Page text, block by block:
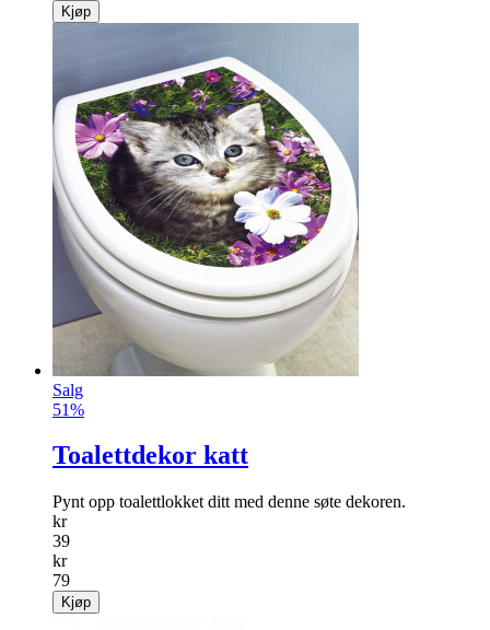
Kjøp
Salg
51%
Toalettdekor katt
Pynt opp toalettlokket ditt med denne søte dekoren.
kr
39
kr
79
Kjøp